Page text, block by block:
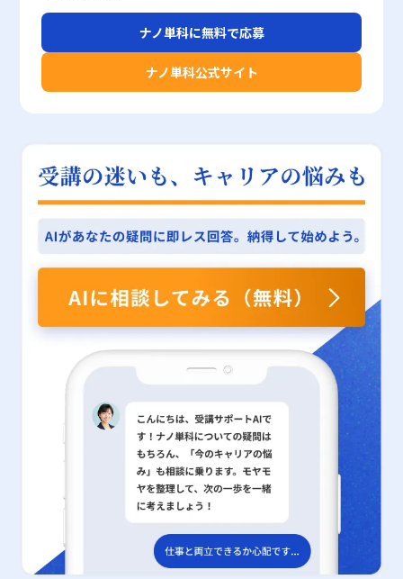
に、セリングは不可欠な要素となっているのです。そのため、これ
からのビジネスパーソンは、日々の業務の中でセリングの各プロセ
スを意識的に実践するとともに、自己研鑽を怠らず、組織全体で知
識と経験を共有することが求められます。 最終的には、セリング
という実践的な営業手法が、企業の成長や市場での競争優位性を確
る重要な要素となります
点が求められます。 まず、製品やサービスの独自性を高めるため
の技術革新、デザインの刷新、ブランド戦略の再構築が不可欠で
す。 また、顧客体験の向上を実現するためには、最新のデジタル
ツールを活用し、顧客のニーズや市場動向をリアルタイムに把握す
る仕組みが重要となります。 さらに、営業戦略の見直しとプロセ
例に見られるように、企業は徹底した差別化戦略と顧客中心の経営
を実践することで、激化する市場環境においても競争力を維持でき
るのです。 今後も変動する市場環境を踏まえ、常に進化し続ける
企業戦略が求められる中で、コモディティ化への対策は企業存続の
鍵を握る要素となります。 経営者や若手ビジネスマンにとって、
これらの実践的な対策を理解し、自社に適した戦略を策定すること
は、2025年以降のビジネスシーンにおける成功のための重要な要
素と言えるでしょう。 以上の知見を踏まえ、各企業が独自の強み
を再認識し、創造的な発想と実行力をもって市場に挑むことが、今
後の持続的な成長と競争優位性の確保につながると考えられます。
施する必要がある。特に初期段階では、外部の専門家やサービスを
活用して、専門的な知見に基づいた費用対効果の検証を行うことが
推奨される。第三に、販促戦略の実施には、綿密なスケジュール管
理が要求される。短期的なキャンペーンと中長期的なブランディン
るフレームワークの適用も慎重に行う必要がある。STP分析や
られる。硬直的な運用は、かえって戦略の効果を損なう可能性があ
点を踏まえた上で、現代の販促戦略は、ただ単に情報や商品の提供
を行うのではなく、消費者との双方向のコミュニケーションを構築
することが求められる。時には、一度策定した戦略を見直し、改善
する柔軟性を確保するため、PDCAサイクルの導入も重要な手法と
なる。さらに、若手ビジネスマンにとっては、専門家の助言を積極
的に取り入れること、そして最新のテクノロジーを活用すること
が、販促戦略の成功に直結するという認識が必要である。実践段階
では、自社内だけで完結せず、外部のコンサルティングサービスや
専門ツールを活用し、戦略のブラッシュアップと効率化を図ること
が成功の鍵となる。 まとめ 以上、本記事では販促戦略の本質とそ
の効果的な運用方法、さらに実践における注意点について解説して
きた。販促戦略は、消費者に対して単に商品・サービスを伝えるだ
けでなく、購入行動に至る過程全体を設計する複合的な手法であ
る。オンラインとオフラインのチャネルを巧みに組み合わせ、STP
分析やPASONAの法則といったフレームワークを取り入れることに
より、戦略全体の精度や効果が大幅に向上する。また、戦略の成功
には、事前の市場分析や消費者の生の声の反映、適切なコスト管理
ど、さまざまな関係者が連動して取り組むことにより、より強固な
ブランド連想が実現されるのです。このような多角的なアプローチ
を通じて、ブランドに対する一貫した認識と信頼感を市場全体に浸
透させることが極めて重要となります。 加えて、ブランド連想の
成功事例からも明らかなように、戦略的なブランド構築は、企業の
ため、各施策の実施に際しては、ターゲット層のニーズや市場の変
化を的確に捉える努力が求められます。 まとめ 以上、ブランド連
想のメリットとその構築ステップについて概説してきました。ブラ
ンド連想は、消費者が製品やサービスの購入を決定する際に、無意
識のうちに形成される大きな心理的要素です。企業は、まずブラン
ド認知から始まり、製品の特徴、ブランドイメージの定着、シチュ
エーションの連想、ブランドロイヤルティの確立、そして最終的な
感情移入という6つのステップを着実に実行することにより、強固
なブランド連想を構築することが可能となります。 特に、アップ
ルやダイソンといった成功事例は、消費者の記憶に深く刻まれるブ
ランドイメージの形成が、企業の持続的な成長に寄与している好例
です。これらの企業は、独自のデザイン哲学、革新的技術、そして
一貫性のあるブランディング戦略を通じて、消費者に高い信頼感と
強い愛着を与えてきました。一方、ブランド連想の形成において
は、伝えるメッセージの一貫性、オンラインとオフラインの統合的
なマーケティング、さらにはステークホルダー間の協力体制が、成
功の鍵となる点にも留意する必要があります。 20代の若手ビジネ
スマンにとって、これらの戦略は、今後のキャリア形成や自社のマ
ーケティング活動においても非常に参考になる内容です。市場環境
が高度にデジタル化している今日、消費者とのコミュニケーション
手段やブランド価値の形成方法は大きく変化しており、柔軟かつ戦
略的に対応することが求められます。企業が今後も競争優位性を保
って戦略を判断すると、誤った結論に至る恐れがある。そのため、
長期的な視点から需要の変化を継続的にモニタリングし、市場状況
に柔軟に対応する姿勢が求められる。 また、業界ごとに存在する
特有の市場環境にも留意が必要である。例として、生活必需品や日
用品といった価格弾力性が低い商品群では、消費者の行動はかなり
ンペーンの効果や市場の反応を事前に十分にシミュレーションし、
リスク管理を徹底する必要がある。 特に、既存商品の価格見直し
や新商品の市場投入を検討する際には、企業内部での価格弾力性の
理解が重要な判断基準となる。競合他社との比較分析も踏まえ、事
前に市場テストや消費者調査を実施することで、価格変更の影響範
囲をより正確に把握できる。このため、適切なデータ分析ツールの
導入や市場調査専門家との連携が求められ、企業全体での戦略的な
取り組みが不可欠である。 更に、小売業やメーカー間の協議にお
いても、価格弾力性の理解は重要な役割を担う。販売戦略の調整や
キャンペーンの実施、時には卸価格の見直しにおいて、双方が納得
できる形での価格調整が行われなければ、結果として市場全体に悪
影響を及ぼす恐れがある。このような連携の中で、正確な需要予測
と適切な価格設定が企業間の信頼関係の維持と市場競争力の強化に
つながる。 まとめ 本記事では、価格弾力性の定義、計算方法、具
体例、及びその活用場面と注意点について詳細に解説した。価格弾
力性は、商品やサービスの販売戦略において極めて重要な指標であ
り、数値が1を超える場合は価格変更が需要に大きな影響を及ぼす
ことを意味し、1を下回る場合は比較的安定した需要が維持される
ことを示す。この指標を正確に把握することにより、企業は新商品
の価格設定、既存商品の価格見直し、割引やキャンペーンの効果測
定、さらに市場の外部要因に対するリスク管理を戦略的に行うこと
が可能となる。また、競合他社との比較分析や市場調査の結果を積
スシーンにおいて大きなメリットをもたらしますが、その一方で慎
重に取り扱うべき注意点も存在します。 まず第一に、社会的証明
は必ずしも真実を反映しているとは限りません。 インターネット
上では、偽のレビューや不正な評価、さらにはサクラを用いた演出
意が必要です。 多くの場合、成功事例や高評価のレビューだけが
り、最適な判断を下す上で障壁となります。 また、社会的証明は
ーンを助長する恐れもあります。 特に、組織内での意思決定にお
いては、リーダーが強い影響力を持つメンバーの意見に依存しすぎ
ることで、多様な視点が排除され、結果として創造性や革新性が阻
害される可能性があります。こうした場合、初見の問題に対して柔
軟なアプローチが取れず、ビジネスの発展にブレーキをかけるリス
クがあります。 さらに、社会的証明のメカニズムを悪用する試み
も存在します。 短期的な売上向上を狙い、過剰な行列演出や虚偽
の口コミで消費者を誘導しようとする手法は、発覚した際にブラン
ドイメージを一挙に失墜させる原因となります。こうした行為は法
的な問題にも発展するリスクがあり、長期的な信頼性を損ねる結果
となるため、注意が必要です。 企業が社会的証明を効果的に活用
するためには、正確で透明性のある情報提供が不可欠です。 例え
ば、実際の顧客の体験談や実績、具体的な数値データに基づいたエ
ビデンスを提示することで、消費者に対して誠実なメッセージを伝
えることが可能となります。また、内部においても、組織全体で共
有する成功事例や失敗からの学びをもとに、より健全な意思決定プ
ロセスを構築することが求められます。 このように、社会的証明
ナノ単科に無料で応募
ナノ単科公式サイト